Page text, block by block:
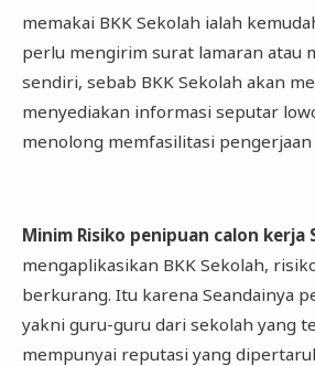
memakai BKK Sekolah ialah
perlu mengirim surat lamaran atau
sendiri, sebab BKK Sekolah akan
menyediakan informasi seputar
menolong memfasilitasi
Minim Risiko penipuan calon kerja
mengaplikasikan BKK Sekolah,
berkurang. Itu karena Seandainya
yakni guru-guru dari sekolah yang
mempunyai reputasi yang